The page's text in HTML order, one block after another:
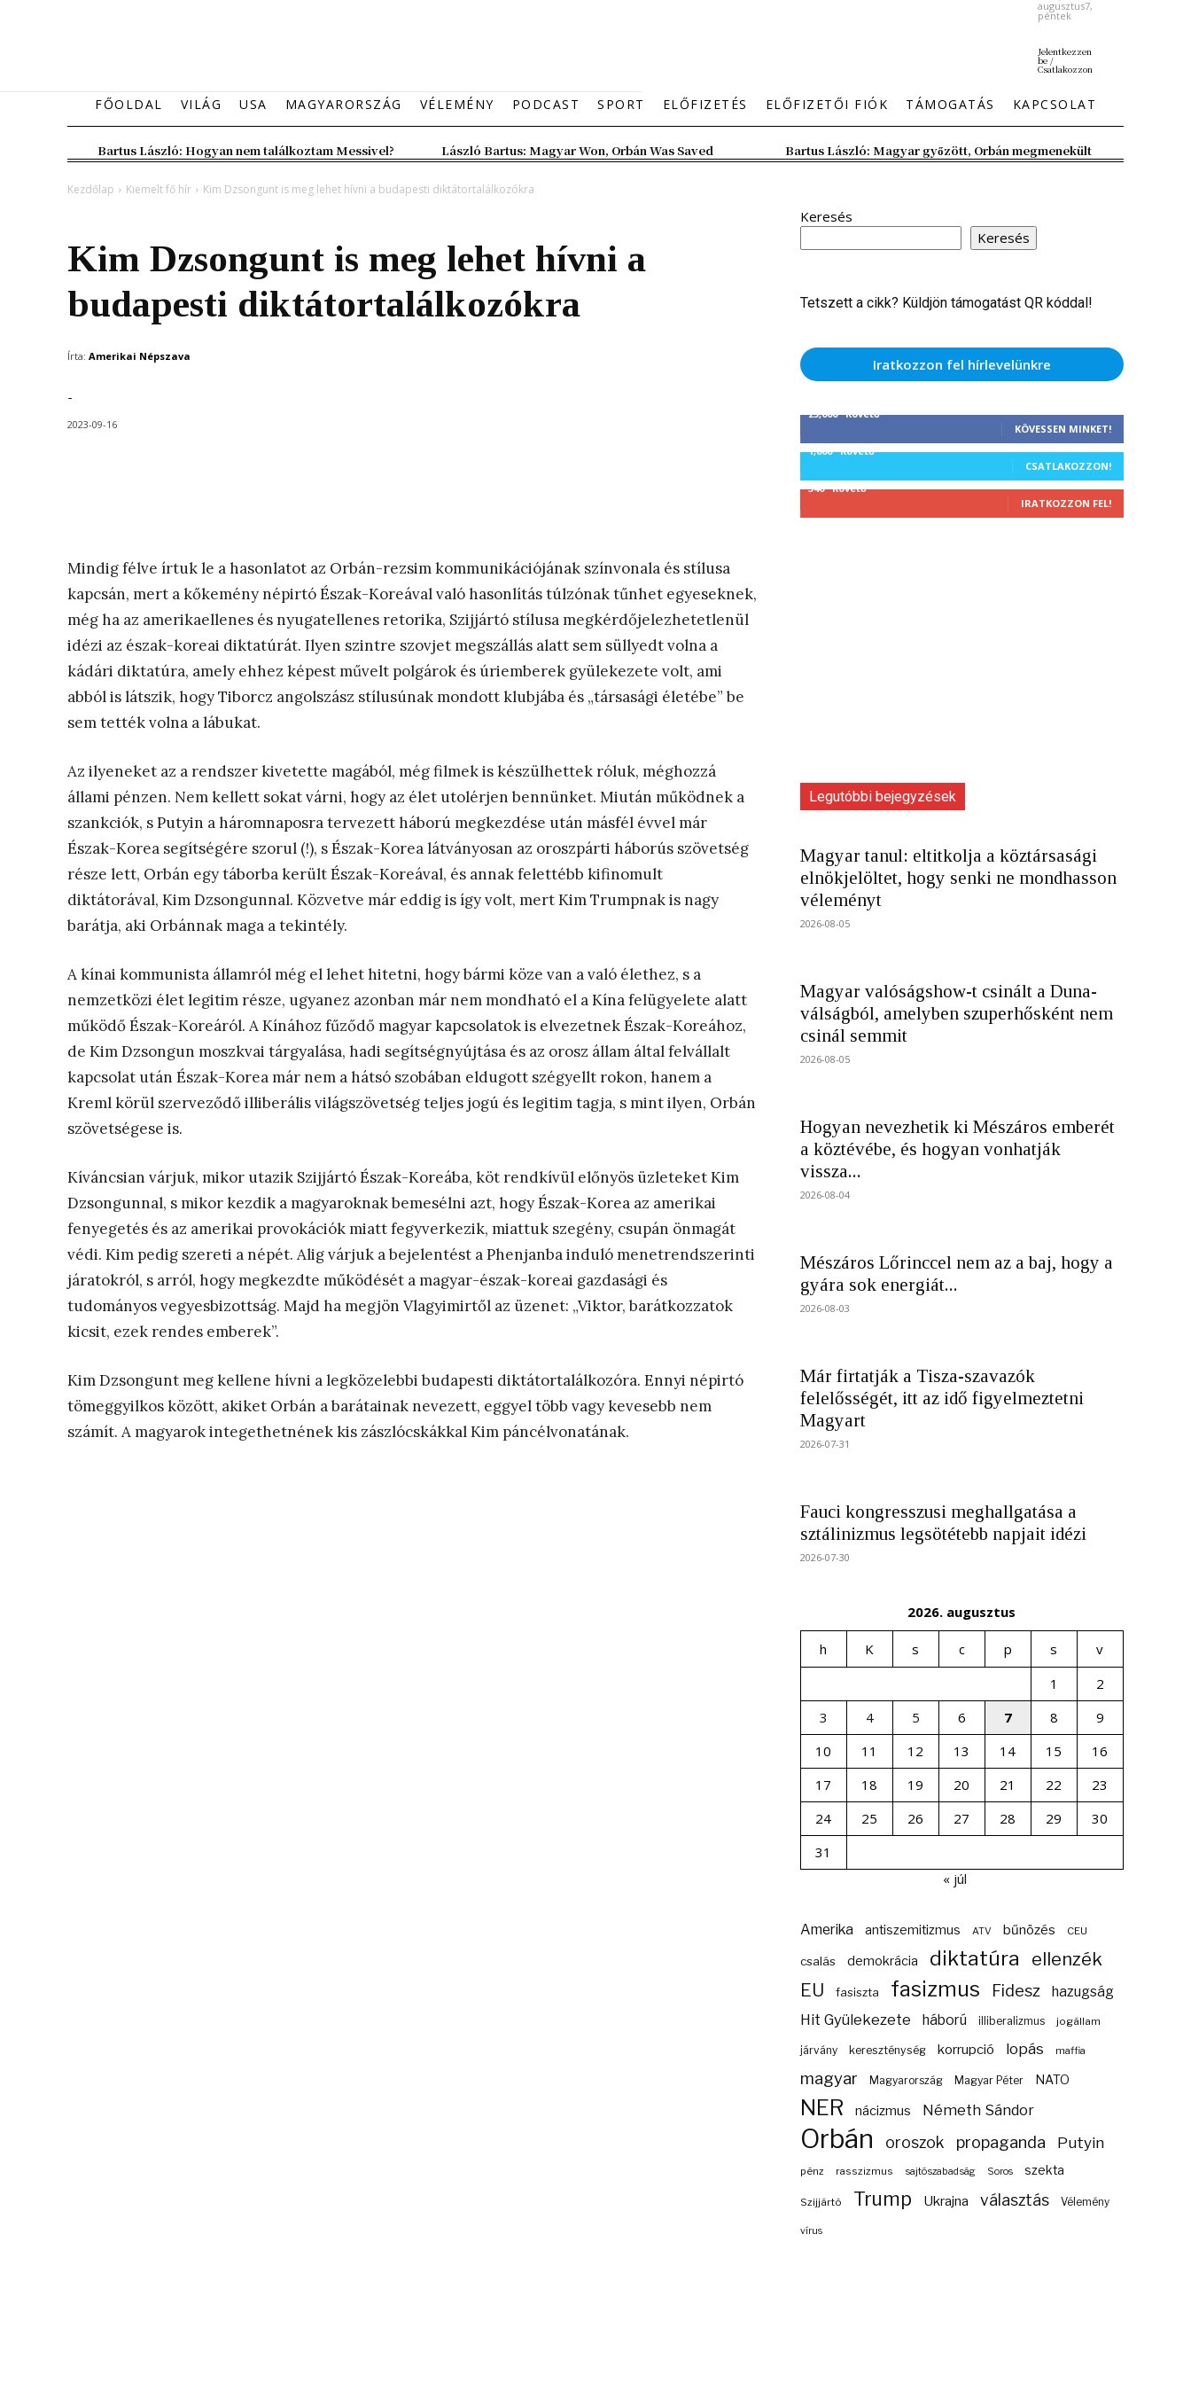
augusztus7,
péntek
Jelentkezzen
be /
Csatlakozzon
FŐOLDAL VILÁG USA MAGYARORSZÁG VÉLEMÉNY PODCAST SPORT ELŐFIZETÉS ELŐFIZETŐI FIÓK TÁMOGATÁS KAPCSOLAT
Bartus László: Hogyan nem találkoztam Messivel? László Bartus: Magyar Won, Orbán Was Saved Bartus László: Magyar győzött, Orbán megmenekült
Kezdőlap Kiemelt fő hír Kim Dzsongunt is meg lehet hívni a budapesti diktátortalálkozókra
Kim Dzsongunt is meg lehet hívni a
budapesti diktátortalálkozókra
Írta: Amerikai Népszava
-
2023-09-16
Mindig félve írtuk le a hasonlatot az Orbán-rezsim kommunikációjának színvonala és stílusa
kapcsán, mert a kőkemény népirtó Észak-Koreával való hasonlítás túlzónak tűnhet egyeseknek,
még ha az amerikaellenes és nyugatellenes retorika, Szijjártó stílusa megkérdőjelezhetetlenül
idézi az észak-koreai diktatúrát. Ilyen szintre szovjet megszállás alatt sem süllyedt volna a
kádári diktatúra, amely ehhez képest művelt polgárok és úriemberek gyülekezete volt, ami
abból is látszik, hogy Tiborcz angolszász stílusúnak mondott klubjába és „társasági életébe” be
sem tették volna a lábukat.
Az ilyeneket az a rendszer kivetette magából, még filmek is készülhettek róluk, méghozzá
állami pénzen. Nem kellett sokat várni, hogy az élet utolérjen bennünket. Miután működnek a
szankciók, s Putyin a háromnaposra tervezett háború megkezdése után másfél évvel már
Észak-Korea segítségére szorul (!), s Észak-Korea látványosan az oroszpárti háborús szövetség
része lett, Orbán egy táborba került Észak-Koreával, és annak felettébb kifinomult
diktátorával, Kim Dzsongunnal. Közvetve már eddig is így volt, mert Kim Trumpnak is nagy
barátja, aki Orbánnak maga a tekintély.
A kínai kommunista államról még el lehet hitetni, hogy bármi köze van a való élethez, s a
nemzetközi élet legitim része, ugyanez azonban már nem mondható el a Kína felügyelete alatt
működő Észak-Koreáról. A Kínához fűződő magyar kapcsolatok is elvezetnek Észak-Koreához,
de Kim Dzsongun moszkvai tárgyalása, hadi segítségnyújtása és az orosz állam által felvállalt
kapcsolat után Észak-Korea már nem a hátsó szobában eldugott szégyellt rokon, hanem a
Kreml körül szerveződő illiberális világszövetség teljes jogú és legitim tagja, s mint ilyen, Orbán
szövetségese is.
Kíváncsian várjuk, mikor utazik Szijjártó Észak-Koreába, köt rendkívül előnyös üzleteket Kim
Dzsongunnal, s mikor kezdik a magyaroknak bemesélni azt, hogy Észak-Korea az amerikai
fenyegetés és az amerikai provokációk miatt fegyverkezik, miattuk szegény, csupán önmagát
védi. Kim pedig szereti a népét. Alig várjuk a bejelentést a Phenjanba induló menetrendszerinti
járatokról, s arról, hogy megkezdte működését a magyar-észak-koreai gazdasági és
tudományos vegyesbizottság. Majd ha megjön Vlagyimirtől az üzenet: „Viktor, barátkozzatok
kicsit, ezek rendes emberek”.
Kim Dzsongunt meg kellene hívni a legközelebbi budapesti diktátortalálkozóra. Ennyi népirtó
tömeggyilkos között, akiket Orbán a barátainak nevezett, eggyel több vagy kevesebb nem
számít. A magyarok integethetnének kis zászlócskákkal Kim páncélvonatának.
Keresés
Keresés
Tetszett a cikk? Küldjön támogatást QR kóddal!
Iratkozzon fel hírlevelünkre
25,000 Követő
KÖVESSEN MINKET!
1,000 Követő
CSATLAKOZZON!
340 Követő
IRATKOZZON FEL!
Legutóbbi bejegyzések
Magyar tanul: eltitkolja a köztársasági
elnökjelöltet, hogy senki ne mondhasson
véleményt
2026-08-05
Magyar valóságshow-t csinált a Duna-
válságból, amelyben szuperhősként nem
csinál semmit
2026-08-05
Hogyan nevezhetik ki Mészáros emberét
a köztévébe, és hogyan vonhatják
vissza...
2026-08-04
Mészáros Lőrinccel nem az a baj, hogy a
gyára sok energiát...
2026-08-03
Már firtatják a Tisza-szavazók
felelősségét, itt az idő figyelmeztetni
Magyart
2026-07-31
Fauci kongresszusi meghallgatása a
sztálinizmus legsötétebb napjait idézi
2026-07-30
2026. augusztus
h K s c p s
v
1
2
3
4 5 6 7 8
9
10
11 12 13 14 15
16
17
18 19 20 21 22
23
24
25 26 27 28 29
30
31
« júl
Amerika antiszemitizmus ATV bűnözés CEU
csalás demokrácia diktatúra ellenzék
EU fasiszta fasizmus Fidesz hazugság
Hit Gyülekezete háború illiberalizmus jogállam
járvány kereszténység korrupció lopás maffia
magyar Magyarország Magyar Péter NATO
NER nácizmus Németh Sándor
Orbán oroszok propaganda Putyin
pénz rasszizmus sajtószabadság Soros szekta
Szijjártó Trump Ukrajna választás Vélemény
vírus